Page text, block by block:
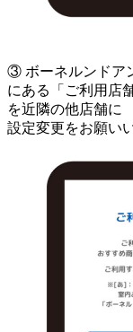
③ ボーネルンドア
にある「ご利用店
を近隣の他店舗に
設定変更をお願い